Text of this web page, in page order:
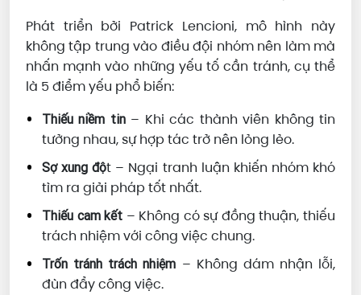
Phát triển bởi Patrick Lencioni, mô hình này
không tập trung vào điều đội nhóm nên làm mà
nhấn mạnh vào những yếu tố cần tránh, cụ thể
là 5 điểm yếu phổ biến:
Thiếu niềm tin– Khi các thành viên không tin
tưởng nhau, sự hợp tác trở nên lỏng lẻo.
Sợ xung đột – Ngại tranh luận khiến nhóm khó
tìm ra giải pháp tốt nhất.
Thiếu cam kết – Không có sự đồng thuận, thiếu
trách nhiệm với công việc chung.
Trốn tránh trách nhiệm – Không dám nhận lỗi,
đùn đẩy công việc.